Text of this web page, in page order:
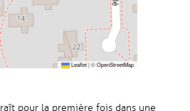
Leaflet|©OpenStreetMap
pour la première fois dans une